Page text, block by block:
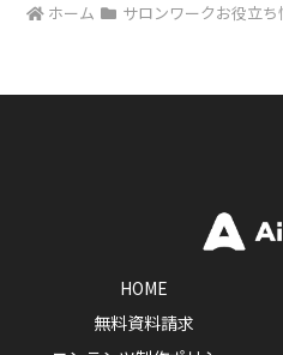
ホーム サロンワークお役立ち
HOME
無料資料請求